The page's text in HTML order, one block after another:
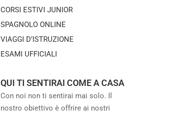
CORSI ESTIVI JUNIOR
SPAGNOLO ONLINE
VIAGGI D’ISTRUZIONE
ESAMI UFFICIALI
QUI TI SENTIRAI COME A CASA
Con noi non ti sentirai mai solo. Il
nostro obiettivo è offrire ai nostri